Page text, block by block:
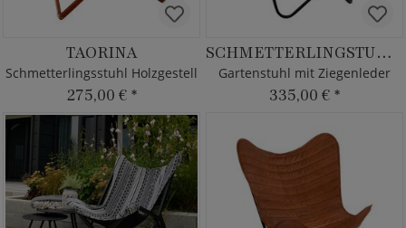
TAORINA
Schmetterlingsstuhl Holzgestell
275,00 € *
SCHMETTERLINGSTUHL MON
Gartenstuhl mit Ziegenleder
335,00 € *